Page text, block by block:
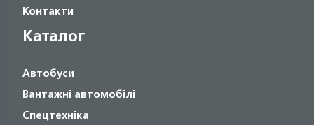
Контакти
Каталог
Автобуси
Вантажні автомобілі
Спецтехніка